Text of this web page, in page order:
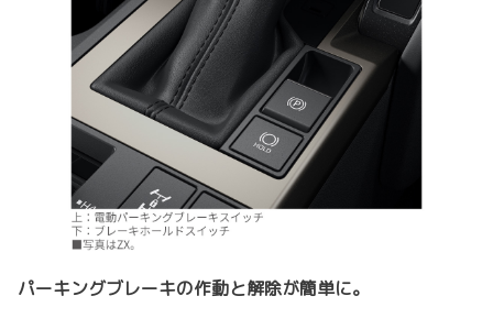
パーキングブレーキの作動と解除が簡単に。